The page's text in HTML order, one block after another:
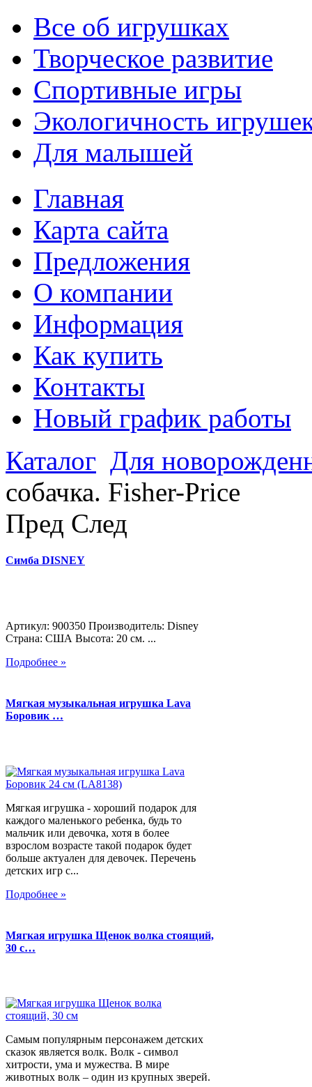
Все об игрушках
Творческое развитие
Спортивные игры
Экологичность
Для малышей
Главная
Карта сайта
Предложения
О компании
Информация
Как купить
Контакты
Новый график работы
Каталог Для
собачка. Fisher-Price
Пред След
Симба DISNEY
Артикул: 900350 Производитель: Disney
Страна: США Высота: 20 см. ...
Подробнее »
Мягкая музыкальная игрушка Lava
Боровик …
Мягкая игрушка - хороший подарок для
каждого маленького ребенка, будь то
мальчик или девочка, хотя в более
взрослом возрасте такой подарок будет
больше актуален для девочек. Перечень
детских игр с...
Подробнее »
Мягкая игрушка Щенок волка стоящий,
30 с…
Самым популярным персонажем детских
сказок является волк. Волк - символ
хитрости, ума и мужества. В мире
животных волк – один из крупных зверей.